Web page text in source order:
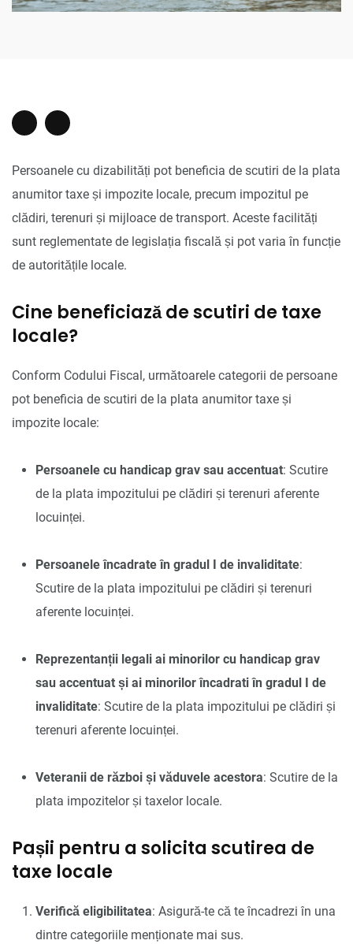
Persoanele cu dizabilități pot beneficia de scutiri de la plata
anumitor taxe și impozite locale, precum impozitul pe
clădiri, terenuri și mijloace de transport. Aceste facilități
sunt reglementate de legislația fiscală și pot varia în funcție
de autoritățile locale.
Cine beneficiază de scutiri de taxe
locale?
Conform Codului Fiscal, următoarele categorii de persoane
pot beneficia de scutiri de la plata anumitor taxe și
impozite locale:
Persoanele cu handicap grav sau accentuat: Scutire
de la plata impozitului pe clădiri și terenuri aferente
locuinței.
Persoanele încadrate în gradul I de invaliditate:
Scutire de la plata impozitului pe clădiri și terenuri
aferente locuinței.
Reprezentanții legali ai minorilor cu handicap grav
sau accentuat și ai minorilor încadrati în gradul I de
invaliditate: Scutire de la plata impozitului pe clădiri și
terenuri aferente locuinței.
Veteranii de război și văduvele acestora: Scutire de la
plata impozitelor și taxelor locale.
Pașii pentru a solicita scutirea de
taxe locale
Verifică eligibilitatea: Asigură-te că te încadrezi în una
dintre categoriile menționate mai sus.